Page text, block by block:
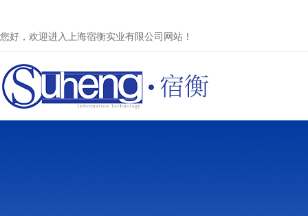
您好，欢迎进入上海宿衡实业有限公司网站！